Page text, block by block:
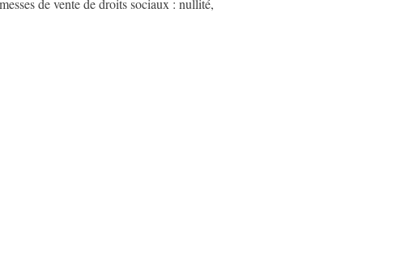
de vente de droits sociaux : nullité,